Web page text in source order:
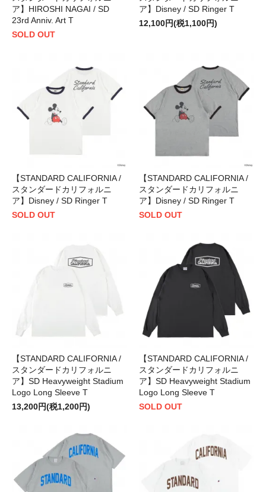
ア】HIROSHI NAGAI / SD
23rd Anniv. Art T
SOLD OUT
ア】Disney / SD Ringer T
12,100円(税1,100円)
【STANDARD CALIFORNIA /
スタンダードカリフォルニ
ア】Disney / SD Ringer T
SOLD OUT
【STANDARD CALIFORNIA /
スタンダードカリフォルニ
ア】Disney / SD Ringer T
SOLD OUT
【STANDARD CALIFORNIA /
スタンダードカリフォルニ
ア】SD Heavyweight Stadium
Logo Long Sleeve T
13,200円(税1,200円)
【STANDARD CALIFORNIA /
スタンダードカリフォルニ
ア】SD Heavyweight Stadium
Logo Long Sleeve T
SOLD OUT